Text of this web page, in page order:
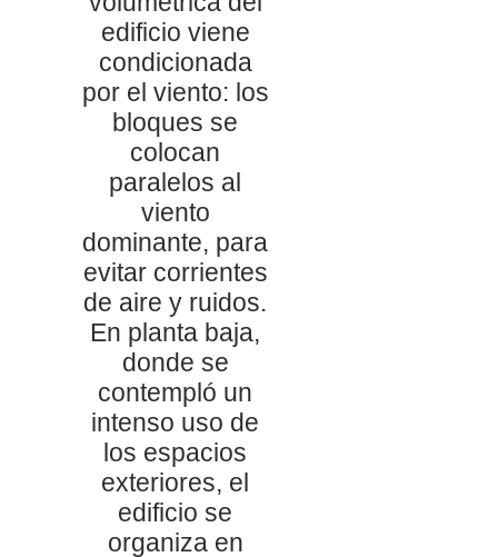
edificio viene
condicionada
por el viento: los
bloques se
colocan
paralelos al
viento
dominante, para
evitar corrientes
de aire y ruidos.
En planta baja,
donde se
contempló un
intenso uso de
los espacios
exteriores, el
edificio se
organiza en